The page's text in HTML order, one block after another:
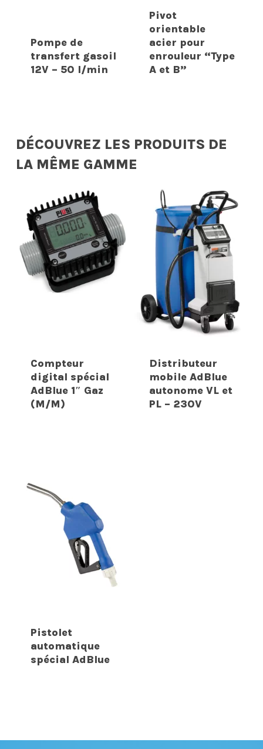
Pompe de
transfert gasoil
12V – 50 l/min
Pivot
orientable
acier pour
enrouleur “Type
A et B”
DÉCOUVREZ LES PRODUITS DE
LA MÊME GAMME
Compteur
digital spécial
AdBlue 1″ Gaz
(M/M)
Distributeur
mobile AdBlue
autonome VL et
PL – 230V
Pistolet
automatique
spécial AdBlue